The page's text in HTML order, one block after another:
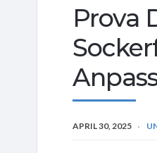
Prova
APRIL 30, 2025